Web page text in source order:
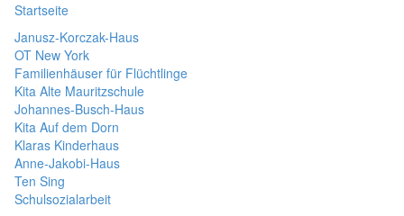
Startseite
Janusz-Korczak-Haus
OT New York
Familienhäuser für Flüchtlinge
Kita Alte Mauritzschule
Johannes-Busch-Haus
Kita Auf dem Dorn
Klaras Kinderhaus
Anne-Jakobi-Haus
Ten Sing
Schulsozialarbeit